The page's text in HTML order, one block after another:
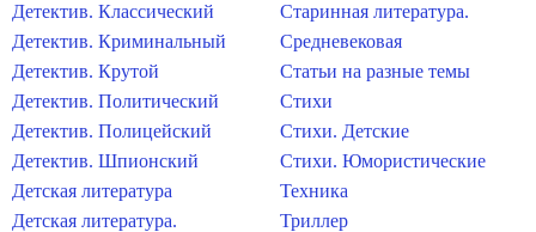
Детектив. Классический
Детектив. Криминальный
Детектив. Крутой
Детектив. Политический
Детектив. Полицейский
Детектив. Шпионский
Детская литература
Детская литература.
Старинная литература.
Средневековая
Статьи на разные темы
Стихи
Стихи. Детские
Стихи. Юмористические
Техника
Триллер